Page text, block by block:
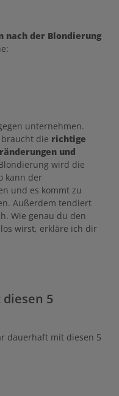
nach der Blondierung
unternehmen.
die richtige
und
wird die
kann der
und es kommt zu
Außerdem tendiert
Wie genau du den
wirst, erkläre ich dir
5
dauerhaft mit diesen 5